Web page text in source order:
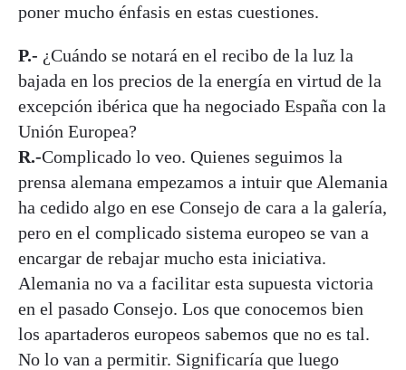
poner mucho énfasis en estas cuestiones.
P.- ¿Cuándo se notará en el recibo de la luz la
bajada en los precios de la energía en virtud de la
excepción ibérica que ha negociado España con la
Unión Europea?
R.-Complicado lo veo. Quienes seguimos la
prensa alemana empezamos a intuir que Alemania
ha cedido algo en ese Consejo de cara a la galería,
pero en el complicado sistema europeo se van a
encargar de rebajar mucho esta iniciativa.
Alemania no va a facilitar esta supuesta victoria
en el pasado Consejo. Los que conocemos bien
los apartaderos europeos sabemos que no es tal.
No lo van a permitir. Significaría que luego